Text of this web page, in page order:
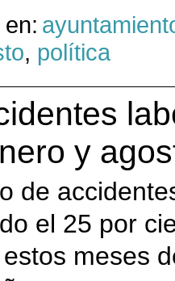
, política
y
de
el 25 por
meses